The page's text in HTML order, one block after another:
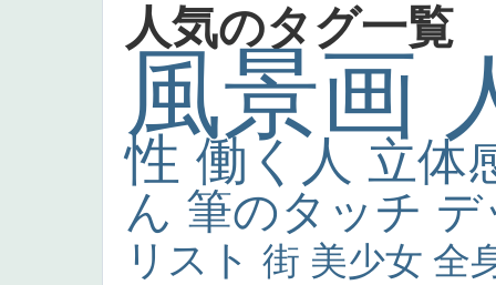
人気のタグ一覧
風景画
性 働く人 立体
ん 筆のタッチ
リスト 街 美少女 全